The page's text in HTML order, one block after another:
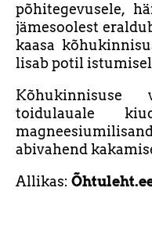
põhitegevusele,
jämesoolest
kaasa
lisab potil
toidulauale
abivahend
Allikas: